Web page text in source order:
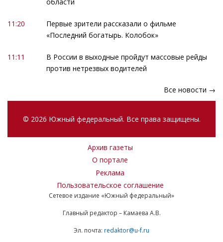
11:20
Первые зрители рассказали о фильме
«Последний богатырь. Колобок»
11:11
В России в выходные пройдут массовые рейды
против нетрезвых водителей
Все новости →
© 2026 Южный федеральный. Все права защищены.
Архив газеты
О портале
Реклама
Пользовательское соглашение
Сетевое издание «Южный федеральный»
Главный редактор – Камаева А.В.
Эл. почта: redaktor@u-f.ru